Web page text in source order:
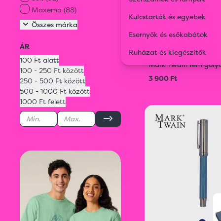
Kulcstartók és egyebek
Esernyők és esőkabátok
Ruházat és kiegészítők
Maxema (88)
Összes márka
ÁR
100 Ft alatt
100 - 250 Ft között
250 - 500 Ft között
500 - 1000 Ft között
1000 Ft felett
15389
Mark Twain fém
3 900 Ft